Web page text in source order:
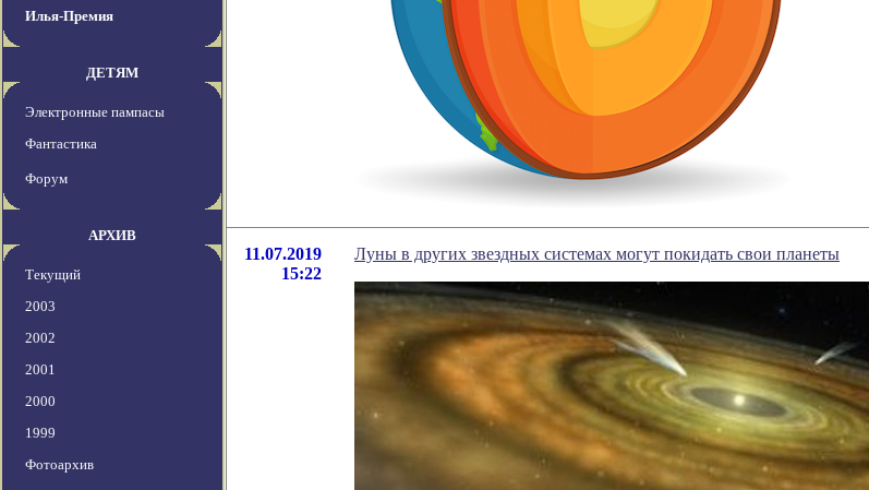
Илья-Премия
ДЕТЯМ
Электронные пампасы
Фантастика
Форум
АРХИВ
Текущий
2003
2002
2001
2000
1999
Фотоархив
11.07.2019
15:22
Луны в других звездных системах могут покидать свои планеты